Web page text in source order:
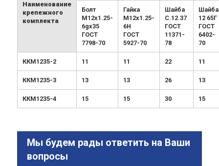
Наименование
крепежного
комплекта
Болт
М12х1.25-
6gx35
ГОСТ
7798-70
Гайка
М12х1.25-
6H
ГОСТ
5927-70
Шайба
С.12.37
ГОСТ
11371-
78
Шайба
12 65Г
ГОСТ
6402-
70
ККМ1235-2 11 11 22 11
ККМ1235-3 13 13 26 13
ККМ1235-4 15 15 30 15
Мы будем рады ответить на Ваши
вопросы